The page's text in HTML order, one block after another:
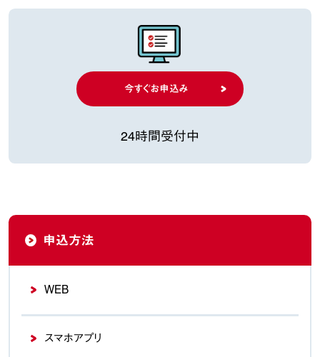
今すぐお申込み
24時間受付中
申込方法
WEB
スマホアプリ